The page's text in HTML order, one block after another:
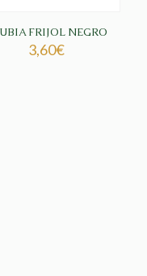
FRIJOL NEGRO
3,60€